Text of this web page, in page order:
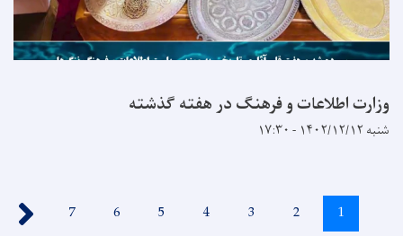
وزارت اطلاعات و فرهنگ در هفته گذشته
شنبه ۱۴۰۲/۱۲/۱۲ - ۱۷:۳۰
اوسنی
1 پاڼه
2 پاڼه
3 پاڼه
4 پاڼه
5 پاڼه
6 پاڼه
7